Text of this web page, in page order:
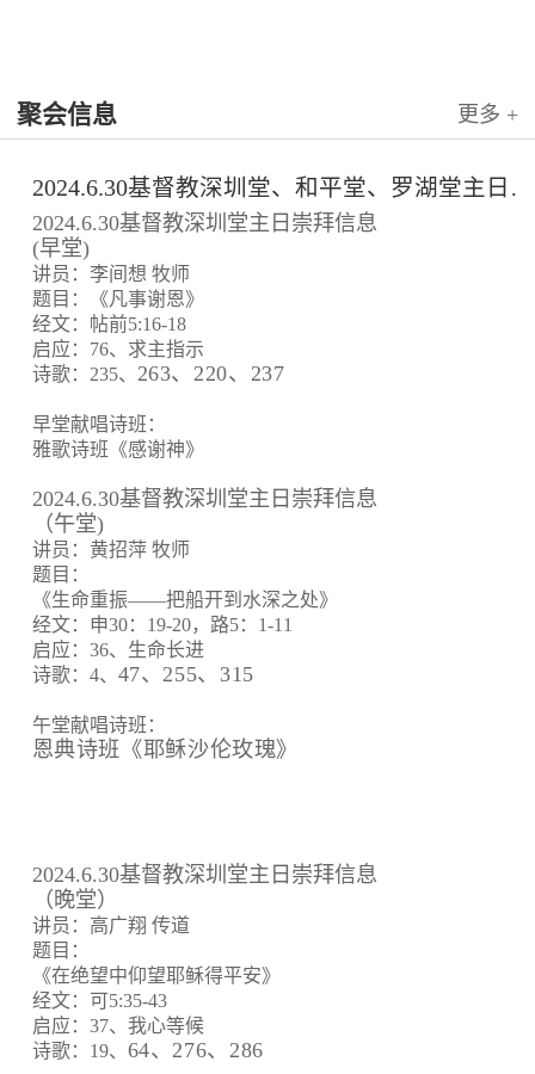
聚会信息 更多 +
2024.6.30基督教深圳堂、和平堂、罗湖堂主日崇拜信息
2024.6.30基督教深圳堂主日崇拜信息
(早堂)
讲员：李间想 牧师
题目：《凡事谢恩》
经文：帖前5:16-18
启应：76、求主指示
诗歌：235、 263、220、237
早堂献唱诗班：
雅歌诗班《感谢神》
2024.6.30基督教深圳堂主日崇拜信息
（午堂)
讲员：黄招萍 牧师
题目：
《生命重振——把船开到水深之处》
经文：申30：19-20，路5：1-11
启应：36、生命长进
诗歌：4、 47、255、315
午堂献唱诗班：
恩典诗班《耶稣沙伦玫瑰》
2024.6.30基督教深圳堂主日崇拜信息
（晚堂）
讲员：高广翔 传道
题目：
《在绝望中仰望耶稣得平安》
经文：可5:35-43
启应：37、我心等候
诗歌：19、 64、276、 286